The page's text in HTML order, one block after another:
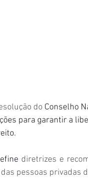
do Conselho
para garantir a
diretrizes e
pessoas privadas